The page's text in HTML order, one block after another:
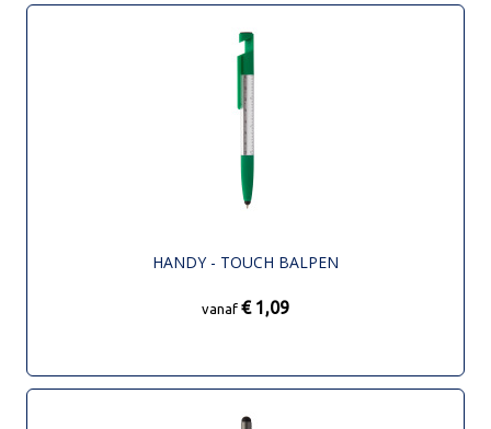
HANDY - TOUCH BALPEN
vanaf € 1,09